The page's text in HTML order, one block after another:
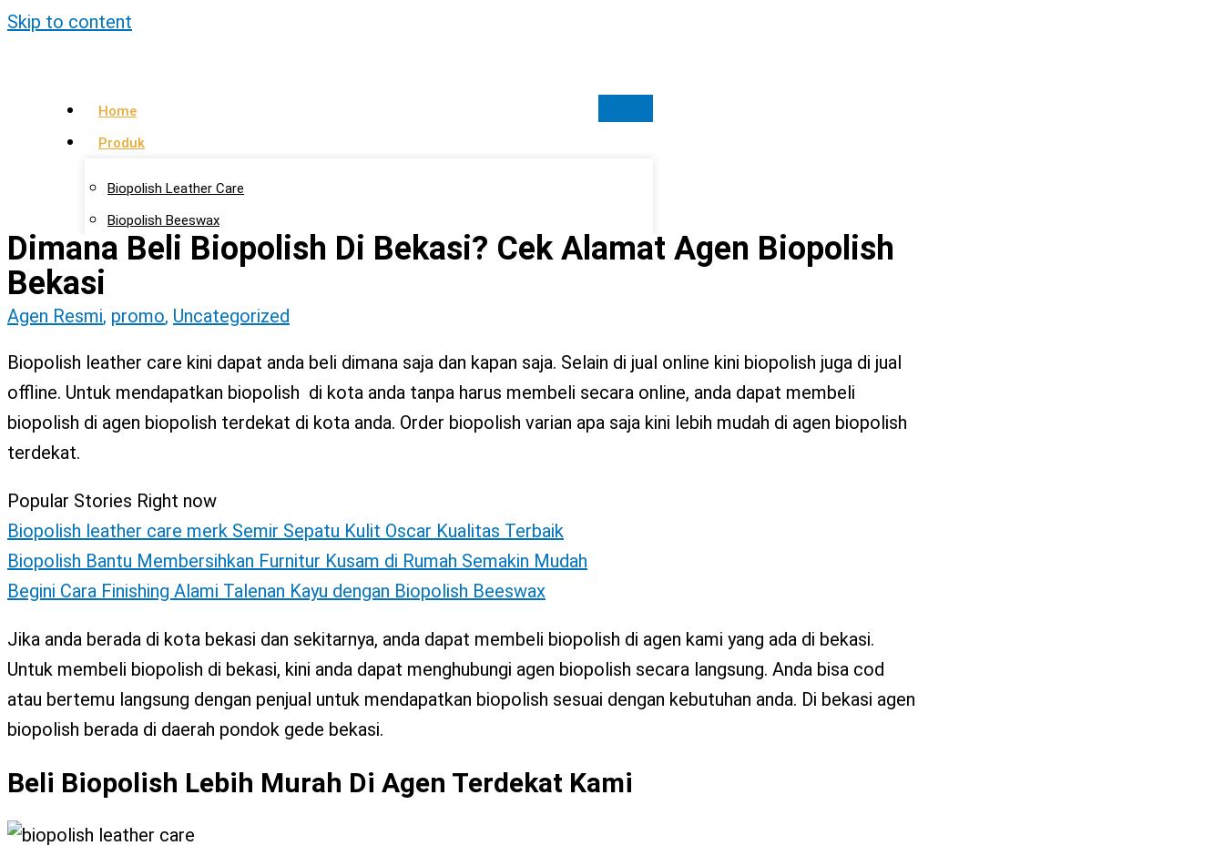
Skip to content
Home
Produk
Biopolish Leather Care
Biopolish Beeswax
Biopolish Natural Oil
Artikel
Lokasi Agen
Kontak Kami
X
Dimana Beli Biopolish Di Bekasi? Cek Alamat Agen Biopolish
Bekasi
Agen Resmi, promo, Uncategorized
Biopolish leather care kini dapat anda beli dimana saja dan kapan saja. Selain di jual online kini biopolish juga di jual
offline. Untuk mendapatkan biopolish di kota anda tanpa harus membeli secara online, anda dapat membeli
biopolish di agen biopolish terdekat di kota anda. Order biopolish varian apa saja kini lebih mudah di agen biopolish
terdekat.
Popular Stories Right now
Biopolish leather care merk Semir Sepatu Kulit Oscar Kualitas Terbaik
Biopolish Bantu Membersihkan Furnitur Kusam di Rumah Semakin Mudah
Begini Cara Finishing Alami Talenan Kayu dengan Biopolish Beeswax
Jika anda berada di kota bekasi dan sekitarnya, anda dapat membeli biopolish di agen kami yang ada di bekasi.
Untuk membeli biopolish di bekasi, kini anda dapat menghubungi agen biopolish secara langsung. Anda bisa cod
atau bertemu langsung dengan penjual untuk mendapatkan biopolish sesuai dengan kebutuhan anda. Di bekasi agen
biopolish berada di daerah pondok gede bekasi.
Beli Biopolish Lebih Murah Di Agen Terdekat Kami